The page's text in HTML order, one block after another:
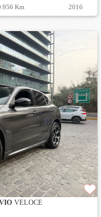
Km 2016
VELOCE